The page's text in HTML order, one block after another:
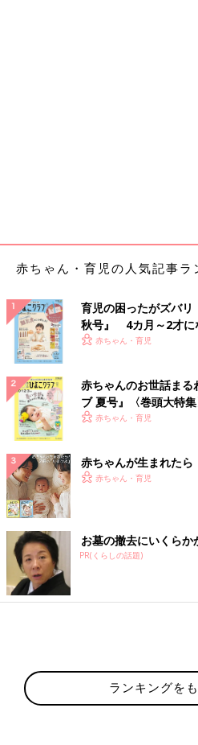
赤ちゃん・育児の人気記事ラ
育児の困ったがズバ
秋号』 4カ月～2才に
いっぱい！
赤ちゃん・育児
赤ちゃんのお世話まる
ブ 夏号』〈巻頭大特
く！ おっぱい・ミル
赤ちゃん・育児
赤ちゃんが生まれたら
赤ちゃん・育児
お墓の撤去にいくらか
PR(くらしの話題)
ランキングを